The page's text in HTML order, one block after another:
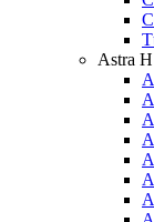
Astra H